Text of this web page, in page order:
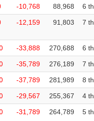
-10,768 88,968 6
-12,159 91,803 7
-33,888 270,688 6
-35,789 276,189 7
-37,789 281,989 8
-29,567 255,367 4
-31,789 264,789 5